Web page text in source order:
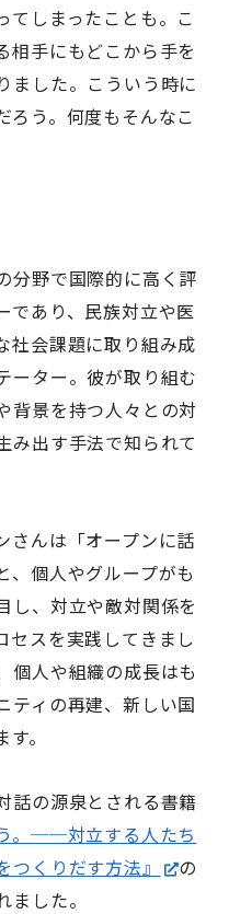
てしまったことも。こ
相手にもどこから手を
ました。こういう時に
ろう。何度もそんなこ
分野で国際的に高く評
であり、民族対立や医
社会課題に取り組み成
ーター。彼が取り組む
背景を持つ人々との対
み出す手法で知られて
さんは「オープンに話
、個人やグループがも
、対立や敵対関係を
セスを実践してきまし
個人や組織の成長はも
ティの再建、新しい国
。
話の源泉とされる書籍
。──対立する人たち
つくりだす方法』
の
した。